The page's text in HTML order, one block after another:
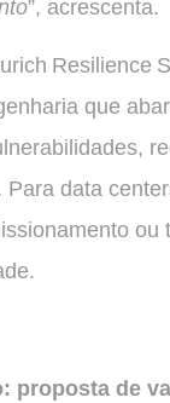
”, acrescenta.
Resilience
que
data
proposta de